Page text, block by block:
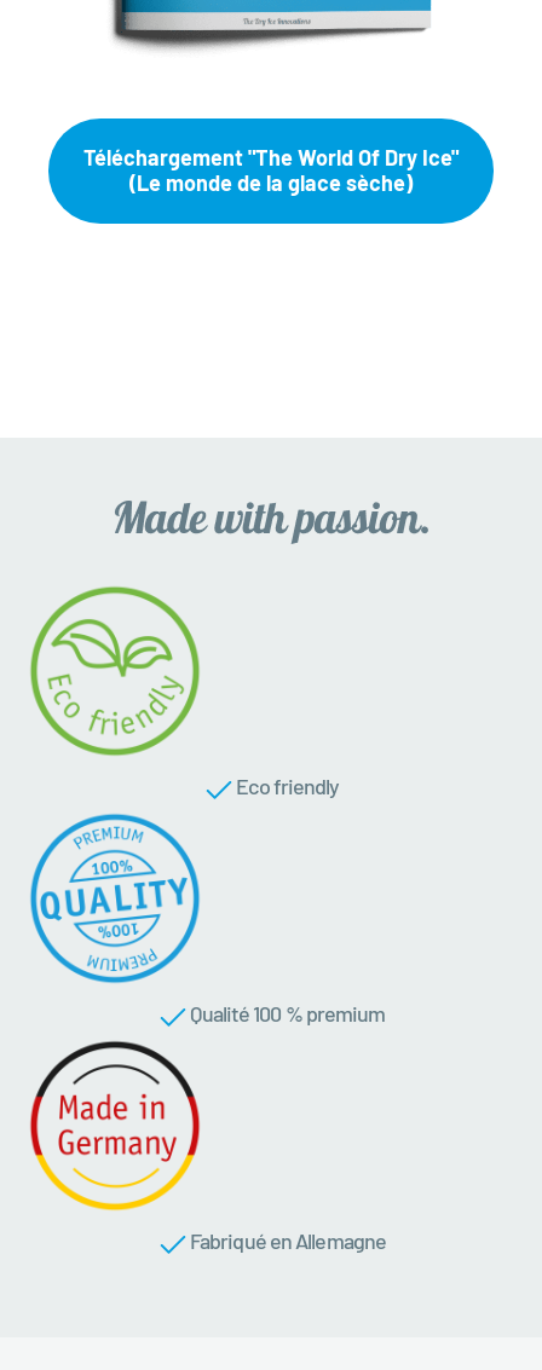
Téléchargement "The World Of Dry Ice"
(Le monde de la glace sèche)
Eco friendly
Qualité 100 % premium
Fabriqué en Allemagne